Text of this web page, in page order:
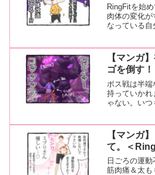
RingFitを始
肉体の変化
なっている
い…！認め
【マンガ
ゴを倒す
ボス戦は半端
持っていかれ
ゃない。いつ
ないと倒せ
ゼィ…続きを
【マンガ
て。＜
日ごろの運
筋肉痛＆太も